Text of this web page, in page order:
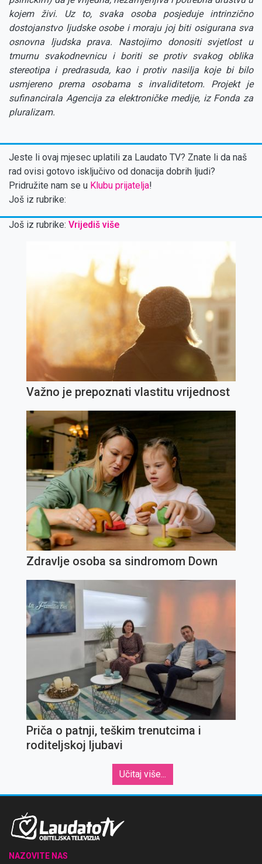
kojem živi. Uz to, svaka osoba posjeduje intrinzično
dostojanstvo ljudske osobe i moraju joj biti osigurana sva
osnovna ljudska prava. Nastojimo donositi svjetlost u
tmurnu svakodnevnicu i boriti se protiv svakog oblika
stereotipa i predrasuda, kao i protiv nasilja koje bi bilo
usmjereno prema osobama s invaliditetom. Projekt je
sufinancirala Agencija za elektroničke medije, iz Fonda za
pluralizam.
Jeste li ovaj mjesec uplatili za Laudato TV? Znate li da naš
rad ovisi gotovo isključivo od donacija dobrih ljudi?
Pridružite nam se u Klubu prijatelja!
Još iz rubrike:
Još iz rubrike: Vrijediš više
Važno je prepoznati vlastitu vrijednost
Zdravlje osoba sa sindromom Down
Priča o patnji, teškim trenutcima i
roditeljskoj ljubavi
Učitaj više...
NAZOVITE NAS